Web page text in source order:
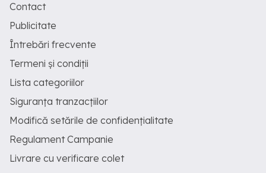
Contact
Publicitate
Întrebări frecvente
Termeni și condiții
Lista categoriilor
Siguranța tranzacțiilor
Modifică setările de confidențialitate
Regulament Campanie
Livrare cu verificare colet